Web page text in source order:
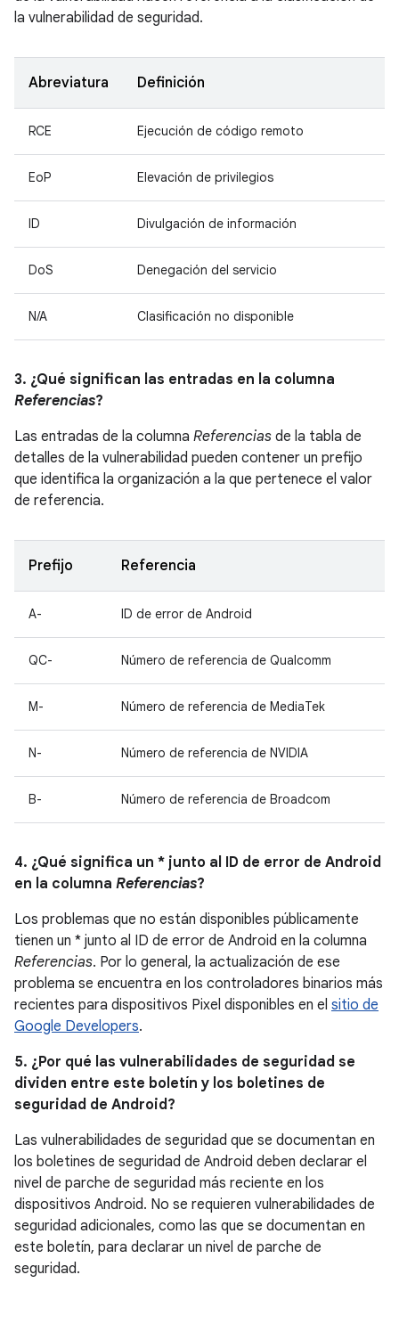
la vulnerabilidad de seguridad.
Abreviatura Definición
RCE Ejecución de código remoto
EoP Elevación de privilegios
ID Divulgación de información
DoS Denegación del servicio
N/A Clasificación no disponible
3. ¿Qué significan las entradas en la columna
Referencias?
Las entradas de la columna Referencias de la tabla de
detalles de la vulnerabilidad pueden contener un prefijo
que identifica la organización a la que pertenece el valor
de referencia.
Prefijo Referencia
A- ID de error de Android
QC- Número de referencia de Qualcomm
M- Número de referencia de MediaTek
N- Número de referencia de NVIDIA
B- Número de referencia de Broadcom
4. ¿Qué significa un * junto al ID de error de Android
en la columna Referencias?
Los problemas que no están disponibles públicamente
tienen un * junto al ID de error de Android en la columna
Referencias. Por lo general, la actualización de ese
problema se encuentra en los controladores binarios más
recientes para dispositivos Pixel disponibles en el sitio de
Google Developers.
5. ¿Por qué las vulnerabilidades de seguridad se
dividen entre este boletín y los boletines de
seguridad de Android?
Las vulnerabilidades de seguridad que se documentan en
los boletines de seguridad de Android deben declarar el
nivel de parche de seguridad más reciente en los
dispositivos Android. No se requieren vulnerabilidades de
seguridad adicionales, como las que se documentan en
este boletín, para declarar un nivel de parche de
seguridad.